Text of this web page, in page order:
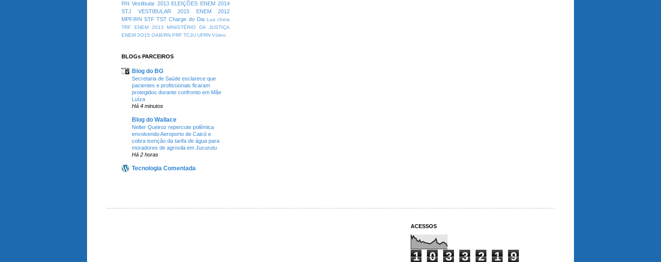
RN Vestibular 2013 ELEIÇÕES ENEM 2014
STJ
VESTIBULAR 2015
ENEM 2012
MPF/RN STF TST Charge do Dia Lua cheia
TRF
ENEM 2013
MINISTÉRIO DA JUSTIÇA
ENEM 2O15 OAB/RN PRF TCJU UFRN Vídeo
BLOGs PARCEIROS
Blog do BG
Secretaria de Saúde esclarece que
pacientes e profissionais ficaram
protegidos durante confronto em Mãe
Luíza
Há 4 minutos
Blog do Wallace
Nelter Queiroz repercute polêmica
envolvendo Aeroporto de Caicó e
cobra isenção da tarifa de água para
moradores de agrovila em Jucurutu
Há 2 horas
Tecnologia Comentada
ACESSOS
1 0 3 3 2 1 9